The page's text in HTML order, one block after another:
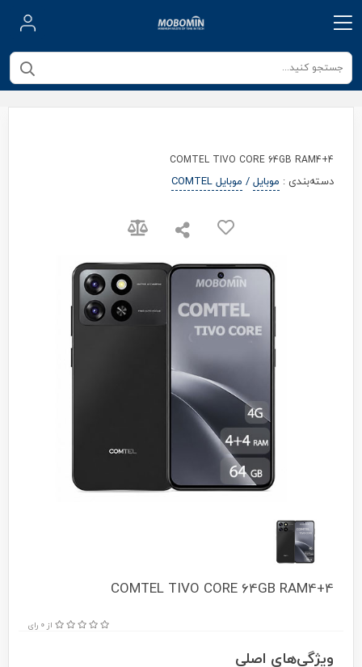
COMTEL TIVO CORE 64GB RAM4+4
دسته‌بندی : موبایل/ موبایل COMTEL
COMTEL TIVO CORE 64GB RAM4+4
از 0 رای
ویژگی‌های اصلی